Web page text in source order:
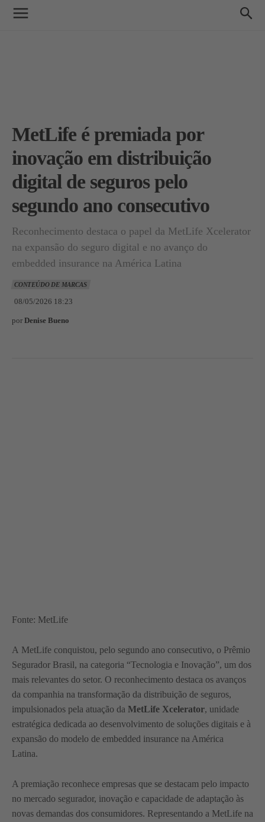
MetLife é premiada por
inovação em distribuição
digital de seguros pelo
segundo ano consecutivo
Reconhecimento destaca o papel da MetLife Xcelerator
na expansão do seguro digital e no avanço do
embedded insurance na América Latina
CONTEÚDO DE MARCAS
08/05/2026 18:23
por Denise Bueno
Fonte: MetLife
A MetLife conquistou, pelo segundo ano consecutivo, o Prêmio
Segurador Brasil, na categoria “Tecnologia e Inovação”, um dos
mais relevantes do setor. O reconhecimento destaca os avanços
da companhia na transformação da distribuição de seguros,
impulsionados pela atuação da MetLife Xcelerator, unidade
estratégica dedicada ao desenvolvimento de soluções digitais e à
expansão do modelo de embedded insurance na América
Latina.
A premiação reconhece empresas que se destacam pelo impacto
no mercado segurador, inovação e capacidade de adaptação às
novas demandas dos consumidores. Representando a MetLife na